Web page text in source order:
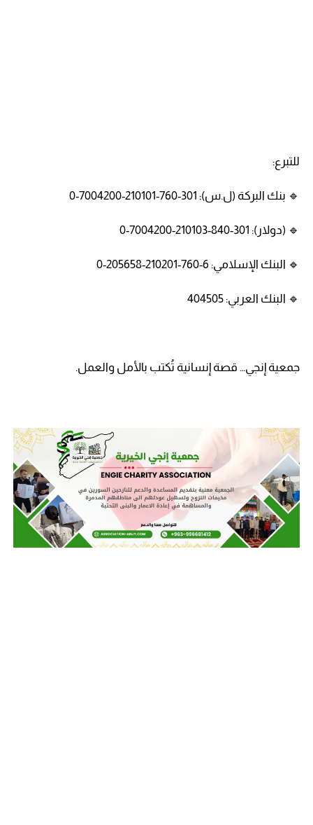
للتبرع:
🔹 بنك البركة (ل.س): 301-760-210101-7004200-0
🔹 (دولار): 301-840-210103-7004200-0
🔹 البنك الإسلامي: 6-760-210201-205658-0
🔹 البنك العربي: 404505
جمعية إنجي… قصة إنسانية تُكتب بالأمل والعمل.